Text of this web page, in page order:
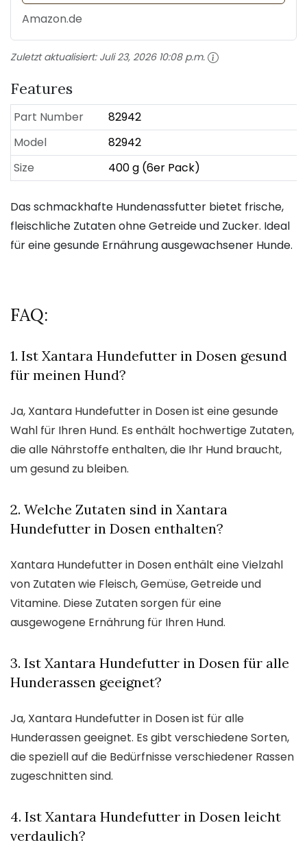
Amazon.de
Zuletzt aktualisiert: Juli 23, 2026 10:08 p.m.
Features
Part Number
82942
Model
82942
Size
400 g (6er Pack)
Das schmackhafte Hundenassfutter bietet frische,
fleischliche Zutaten ohne Getreide und Zucker. Ideal
für eine gesunde Ernährung ausgewachsener Hunde.
FAQ:
1. Ist Xantara Hundefutter in Dosen gesund
für meinen Hund?
Ja, Xantara Hundefutter in Dosen ist eine gesunde
Wahl für Ihren Hund. Es enthält hochwertige Zutaten,
die alle Nährstoffe enthalten, die Ihr Hund braucht,
um gesund zu bleiben.
2. Welche Zutaten sind in Xantara
Hundefutter in Dosen enthalten?
Xantara Hundefutter in Dosen enthält eine Vielzahl
von Zutaten wie Fleisch, Gemüse, Getreide und
Vitamine. Diese Zutaten sorgen für eine
ausgewogene Ernährung für Ihren Hund.
3. Ist Xantara Hundefutter in Dosen für alle
Hunderassen geeignet?
Ja, Xantara Hundefutter in Dosen ist für alle
Hunderassen geeignet. Es gibt verschiedene Sorten,
die speziell auf die Bedürfnisse verschiedener Rassen
zugeschnitten sind.
4. Ist Xantara Hundefutter in Dosen leicht
verdaulich?